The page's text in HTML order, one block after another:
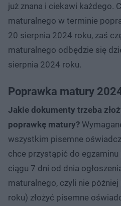
już znana i ciekawi każdego.
maturalnego w terminie
20 sierpnia 2024 roku, zaś
maturalnego odbędzie się
sierpnia 2024 roku.
Poprawka matury
Jakie dokumenty trzeba
poprawkę matury?
wszystkim pisemne
chce przystąpić do
ciągu 7 dni od dnia
maturalnego, czyli nie
roku) złożyć pisemne